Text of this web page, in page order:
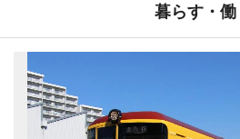
暮らす・働